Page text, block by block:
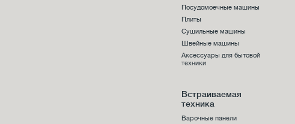
Посудомоечные машины
Плиты
Сушильные машины
Швейные машины
Аксессуары для бытовой
техники
Встраиваемая
техника
Варочные панели